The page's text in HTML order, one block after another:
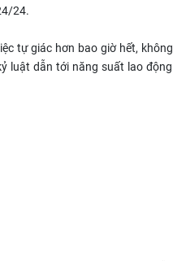
24.
tự giác hơn bao giờ hết, không
luật dẫn tới năng suất lao động